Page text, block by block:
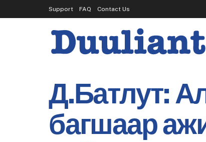
Support FAQ Contact Us
Д.Батлут:
багшаар